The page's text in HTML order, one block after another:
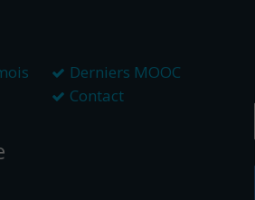
Derniers MOOC
Contact